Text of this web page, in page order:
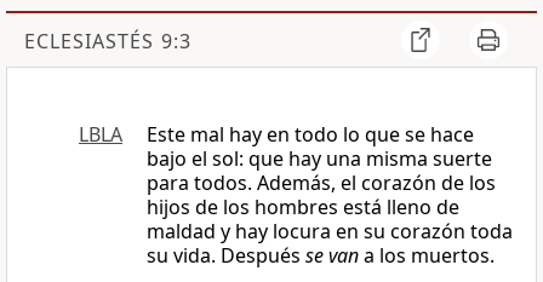
ECLESIASTÉS 9:3
LBLA
Este mal hay en todo lo que se hace
bajo el sol: que hay una misma suerte
para todos. Además, el corazón de los
hijos de los hombres está lleno de
maldad y hay locura en su corazón toda
su vida. Después se vana los muertos.